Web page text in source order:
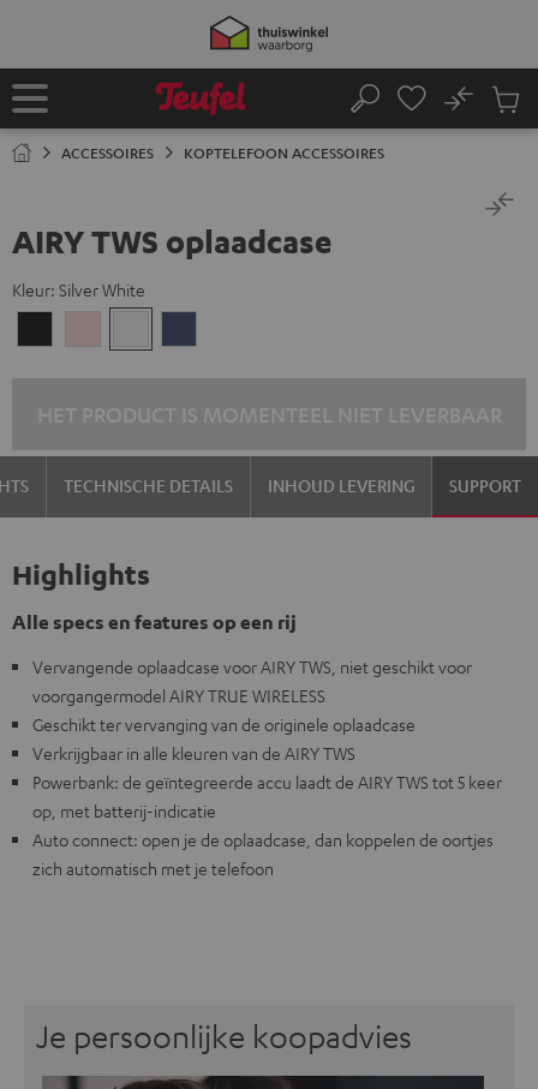
Home Zoeken
No
ACCESSOIRES KOPTELEFOON ACCESSOIRES
AIRY TWS oplaadcase
Kleur: Silver White
gold
White
TECHNISCHE DETAILS INHOUD LEVERING SUPPORT
Highlights
Alle specs en features op een rij
Vervangende oplaadcase voor AIRY TWS, niet geschikt voor
voorgangermodel AIRY TRUE WIRELESS
Geschikt ter vervanging van de originele oplaadcase
Verkrijgbaar in alle kleuren van de AIRY TWS
Powerbank: de geïntegreerde accu laadt de AIRY TWS tot 5 keer
op, met batterij-indicatie
Auto connect: open je de oplaadcase, dan koppelen de oortjes
zich automatisch met je telefoon
Je persoonlijke koopadvies